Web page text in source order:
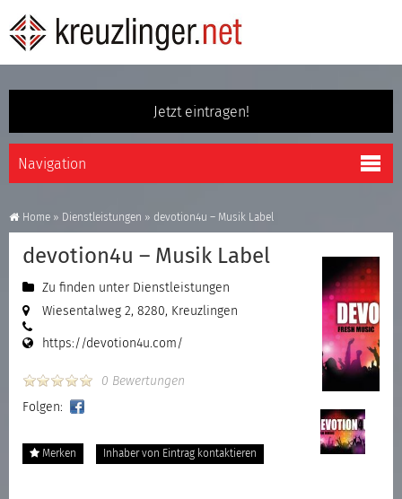
Jetzt eintragen!
Home » Dienstleistungen » devotion4u – Musik Label
devotion4u – Musik Label
Zu finden unter Dienstleistungen
Wiesentalweg 2, 8280, Kreuzlingen
https://devotion4u.com/
0 Bewertungen
Folgen:
Merken Inhaber von Eintrag kontaktieren